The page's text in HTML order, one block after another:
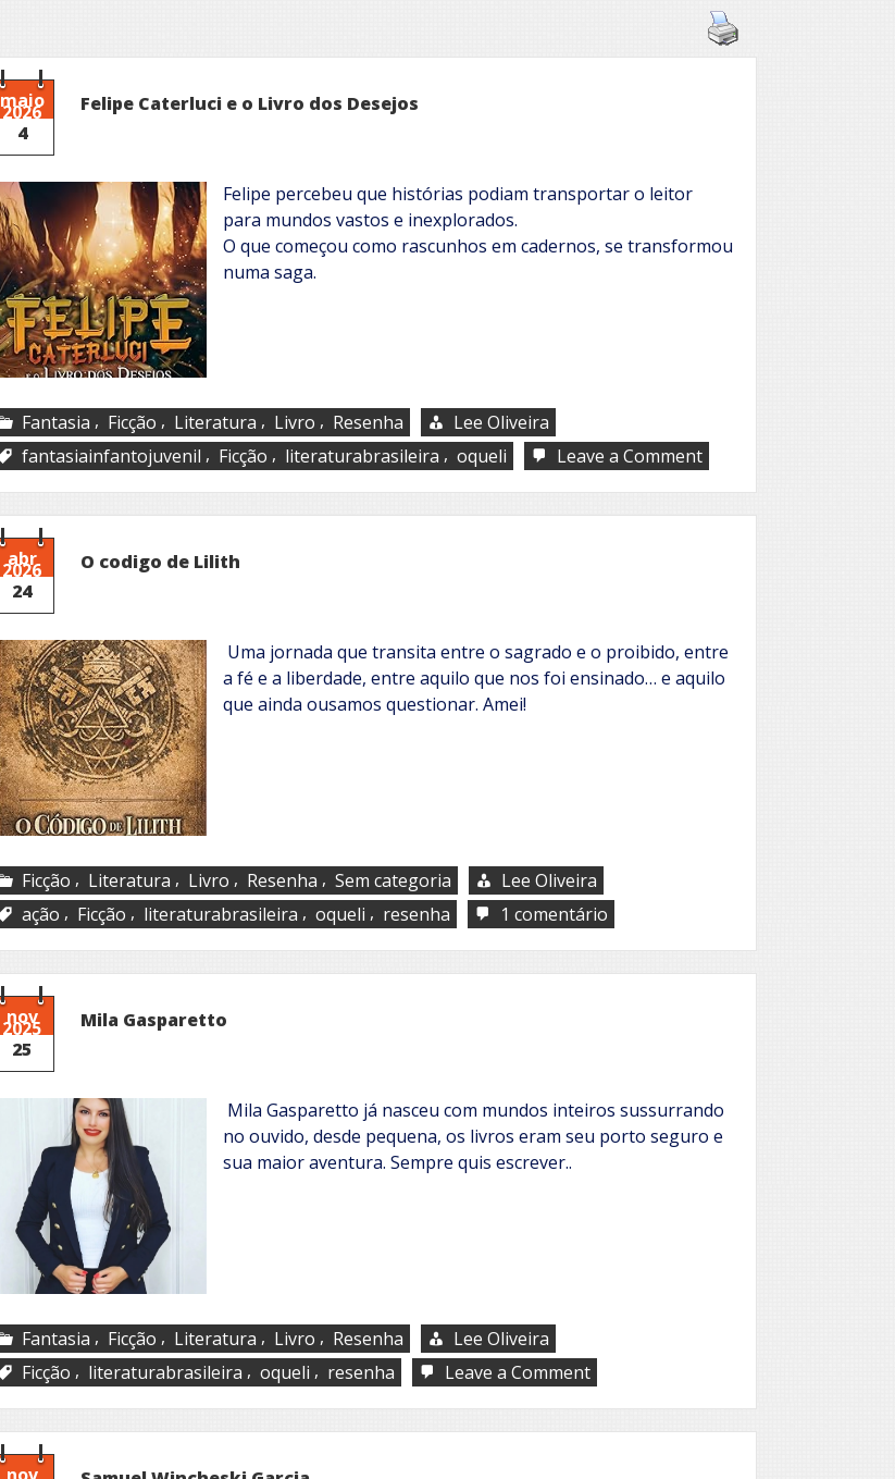
maio
2026
4
Felipe Caterluci e o Livro dos Desejos
Felipe percebeu que histórias podiam transportar o leitor
para mundos vastos e inexplorados.
O que começou como rascunhos em cadernos, se transformou
numa saga.
Fantasia , Ficção , Literatura , Livro , Resenha
Lee Oliveira
fantasiainfantojuvenil , Ficção , literaturabrasileira , oqueli Leave a Commenton
Felipe
Caterluci
e
abr
2026
24
O codigo de Lilith
Uma jornada que transita entre o sagrado e o proibido, entre
a fé e a liberdade, entre aquilo que nos foi ensinado… e aquilo
que ainda ousamos questionar. Amei!
Ficção , Literatura , Livro , Resenha , Sem categoria
Lee Oliveira
ação , Ficção , literaturabrasileira , oqueli , resenha 1 comentário
O
codigo
de
nov
2025
25
Mila Gasparetto
Mila Gasparetto já nasceu com mundos inteiros sussurrando
no ouvido, desde pequena, os livros eram seu porto seguro e
sua maior aventura. Sempre quis escrever..
Fantasia , Ficção , Literatura , Livro , Resenha
Lee Oliveira
Ficção , literaturabrasileira , oqueli , resenha Leave a Commenton
Mila
Gasparetto